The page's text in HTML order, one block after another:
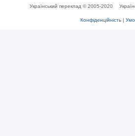
Український переклад © 2005-2020
Конфіденційність |